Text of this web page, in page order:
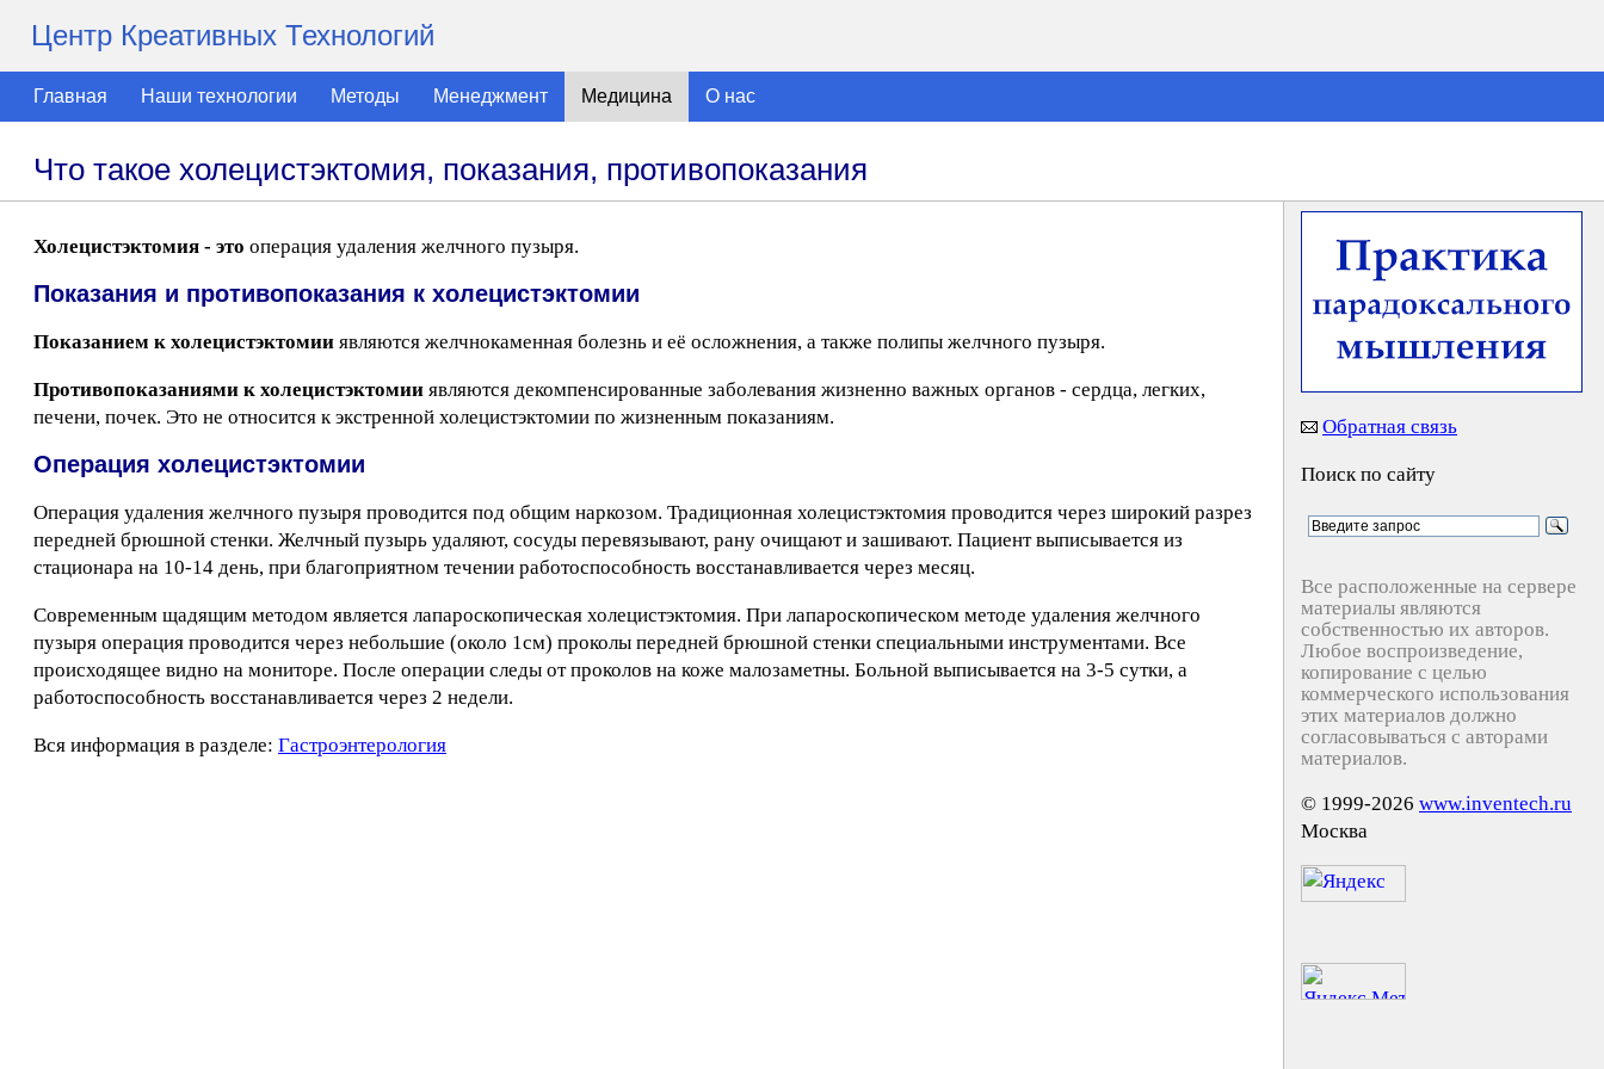
Центр Креативных Технологий
Главная Наши технологии Методы Менеджмент Медицина О нас
Что такое холецистэктомия, показания, противопоказания
Холецистэктомия - это операция удаления желчного пузыря.
Показания и противопоказания к холецистэктомии
Показанием к холецистэктомии являются желчнокаменная болезнь и её осложнения, а также полипы желчного пузыря.
Противопоказаниями к холецистэктомии являются декомпенсированные заболевания жизненно важных органов - сердца, легких,
печени, почек. Это не относится к экстренной холецистэктомии по жизненным показаниям.
Операция холецистэктомии
Операция удаления желчного пузыря проводится под общим наркозом. Традиционная холецистэктомия проводится через широкий разрез
передней брюшной стенки. Желчный пузырь удаляют, сосуды перевязывают, рану очищают и зашивают. Пациент выписывается из
стационара на 10-14 день, при благоприятном течении работоспособность восстанавливается через месяц.
Современным щадящим методом является лапароскопическая холецистэктомия. При лапароскопическом методе удаления желчного
пузыря операция проводится через небольшие (около 1см) проколы передней брюшной стенки специальными инструментами. Все
происходящее видно на мониторе. После операции следы от проколов на коже малозаметны. Больной выписывается на 3-5 сутки, а
работоспособность восстанавливается через 2 недели.
Вся информация в разделе: Гастроэнтерология
Обратная связь
Поиск по сайту
Все расположенные на сервере
материалы являются
собственностью их авторов.
Любое воспроизведение,
копирование с целью
коммерческого использования
этих материалов должно
согласовываться с авторами
материалов.
© 1999-2026 www.inventech.ru
Москва